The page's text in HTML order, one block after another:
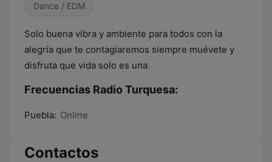
Dance / EDM
Solo buena vibra y ambiente para todos con la
alegría que te contagiaremos siempre muévete y
disfruta que vida solo es una
Frecuencias Radio Turquesa:
Puebla: Online
Contactos